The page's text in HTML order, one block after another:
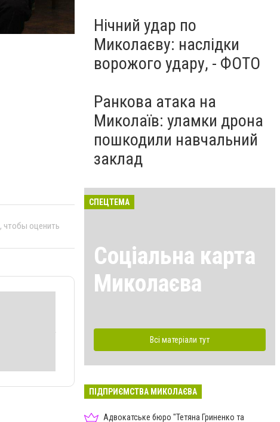
, чтобы оценить
Нічний удар по
Миколаєву: наслідки
ворожого удару, - ФОТО
Ранкова атака на
Миколаїв: уламки дрона
пошкодили навчальний
заклад
СПЕЦТЕМА
Соціальна карта
Миколаєва
Всі матеріали тут
ПІДПРИЄМСТВА МИКОЛАЄВА
Адвокатське бюро "Тетяна Гриненко та